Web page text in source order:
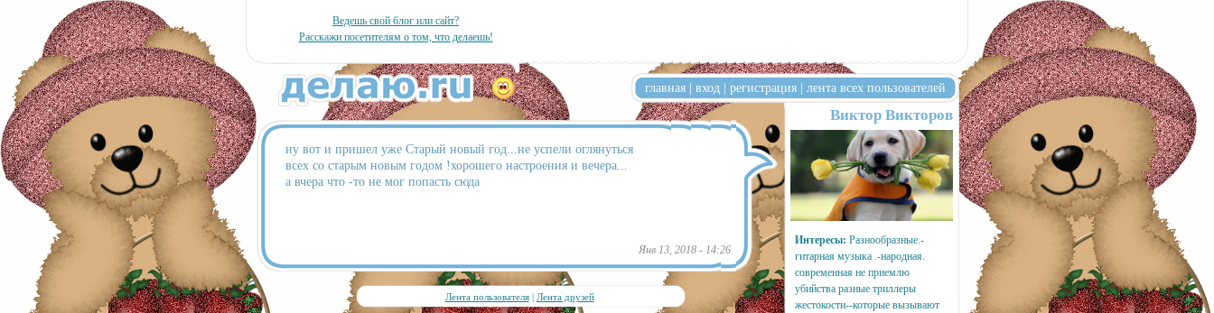
Ведешь свой блог или сайт?
Расскажи посетителям о том, что делаешь!
главная | вход | регистрация | лента всех пользователей
ну вот и пришел уже Старый новый год...не успели оглянуться
всех со старым новым годом !хорошего настроения и вечера...
а вчера что -то не мог попасть сюда
Янв 13, 2018 - 14:26
Лента пользователя| Лента друзей
Виктор Викторов
Интересы: Разнообразные.-
гитарная музыка .-народная.
современная не приемлю
убийства разные триллеры
жестокости--которые вызывают